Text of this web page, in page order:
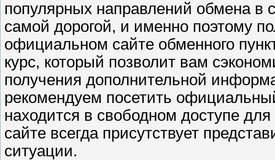
популярных направлений обмена в
самой дорогой, и именно поэтому
официальном сайте обменного
курс, который позволит вам
получения дополнительной
рекомендуем посетить
находится в свободном доступе
сайте всегда присутствует
ситуации.